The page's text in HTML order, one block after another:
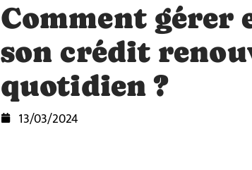
Comment gérer
son crédit
quotidien ?
13/03/2024